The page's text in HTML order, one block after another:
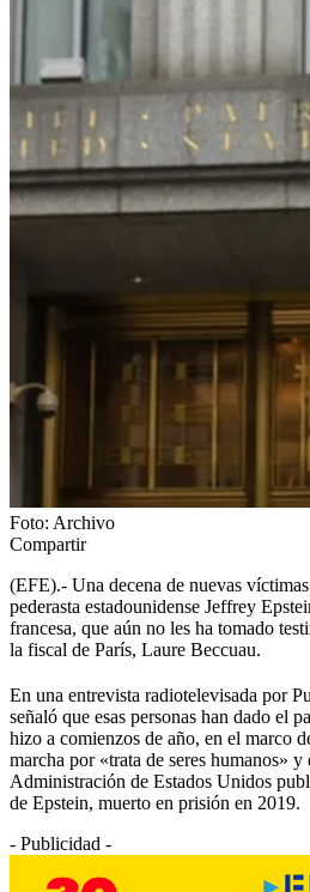
Foto: Archivo
Compartir
(EFE).- Una decena de nuevas
pederasta estadounidense Jeffrey
francesa, que aún no les ha tomado
la fiscal de París, Laure Beccuau.
En una entrevista radiotelevisada por
señaló que esas personas han dado el
hizo a comienzos de año, en el marco
marcha por «trata de seres humanos» y
Administración de Estados Unidos
de Epstein, muerto en prisión en 2019.
- Publicidad -